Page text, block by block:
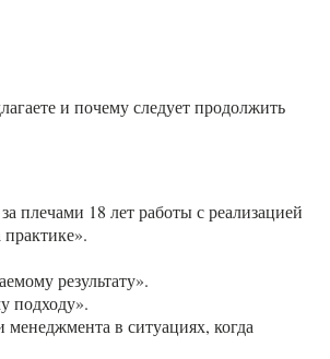
и почему следует продолжить
плечами 18 лет работы с реализацией
результату».
подходу».
в ситуациях, когда